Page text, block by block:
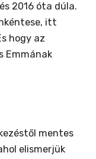
2016 óta dúla.
itt
hogy az
Emmának
mentes
elismerjük